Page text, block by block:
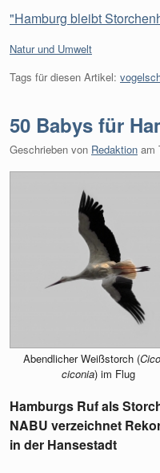
"Hamburg bleibt
Kategorien:
Natur und Umwelt
Tags für diesen Artikel:
50 Babys für
Geschrieben von Redaktion am
Abendlicher Weißstorch (
ciconia) im Flug
Hamburgs Ruf als
NABU verzeichnet
in der Hansestadt